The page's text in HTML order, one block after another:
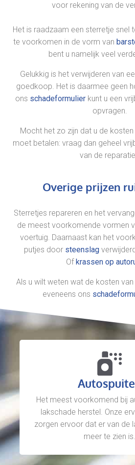
voor rekening van de
Het is raadzaam een sterretje snel
te voorkomen in de vorm van
bent u namelijk veel
Gelukkig is het verwijderen van
goedkoop. Het is daarmee geen
ons schadeformulier kunt u een
opvragen.
Mocht het zo zijn dat u de
moet betalen: vraag dan geheel
van de
Overige prijzen
Sterretjes repareren en het
de meest voorkomende vormen
voertuig. Daarnaast kan het
putjes door steenslag
Of krassen op
Als u wilt weten wat de kosten van
eveneens ons
Het meest voorkomend bij
lakschade herstel. Onze
zorgen ervoor dat er van de
meer te zien is.